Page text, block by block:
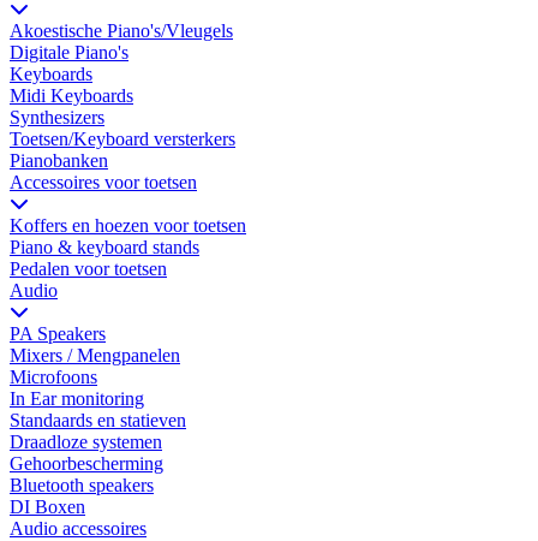
Akoestische Piano's/Vleugels
Digitale Piano's
Keyboards
Midi Keyboards
Synthesizers
Toetsen/Keyboard versterkers
Pianobanken
Accessoires voor toetsen
Koffers en hoezen voor toetsen
Piano & keyboard stands
Pedalen voor toetsen
Audio
PA Speakers
Mixers / Mengpanelen
Microfoons
In Ear monitoring
Standaards en statieven
Draadloze systemen
Gehoorbescherming
Bluetooth speakers
DI Boxen
Audio accessoires